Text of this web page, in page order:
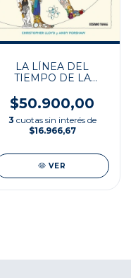
LA LÍNEA DEL
TIEMPO DE LA
$50.900,00
3 cuotas sin interés de
$16.966,67
VER